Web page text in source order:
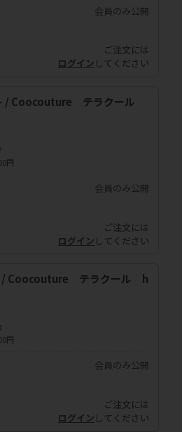
会員のみ公開
ご注文には
ログイン してください
/ Coocouture テラクール
円
会員のみ公開
ご注文には
ログイン してください
/ Coocouture テラクール h
円
会員のみ公開
ご注文には
ログイン してください